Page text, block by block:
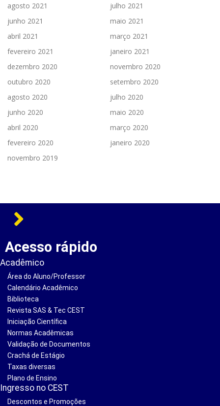
agosto 2021
julho 2021
junho 2021
maio 2021
abril 2021
março 2021
fevereiro 2021
janeiro 2021
dezembro 2020
novembro 2020
outubro 2020
setembro 2020
agosto 2020
julho 2020
junho 2020
maio 2020
abril 2020
março 2020
fevereiro 2020
janeiro 2020
novembro 2019
Acesso rápido
Acadêmico
Área do Aluno/Professor
Calendário Acadêmico
Biblioteca
Revista SAS & Tec CEST
Iniciação Científica
Normas Acadêmicas
Validação de Documentos
Crachá de Estágio
Taxas diversas
Plano de Ensino
Ingresso no CEST
Descontos e Promoções